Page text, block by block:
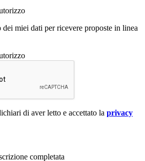
dei miei dati per ricevere proposte in linea
di aver letto e accettato la privacy
completata